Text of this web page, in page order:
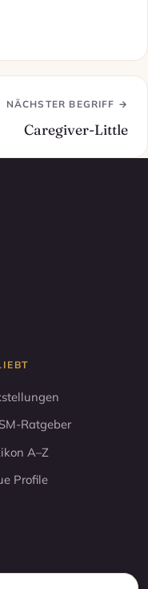
NÄCHSTER BEGRIFF →
Caregiver-Little
Ratgeber
A–Z
Profile